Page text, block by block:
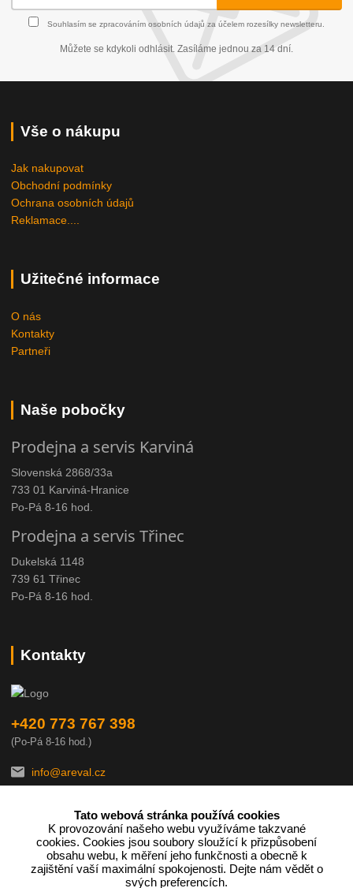
Souhlasím se zpracováním osobních údajů za účelem rozesílky newsletteru.
Můžete se kdykoli odhlásit. Zasíláme jednou za 14 dní.
Vše o nákupu
Jak nakupovat
Obchodní podmínky
Ochrana osobních údajů
Reklamace....
Užitečné informace
O nás
Kontakty
Partneři
Naše pobočky
Prodejna a servis Karviná
Slovenská 2868/33a
733 01 Karviná-Hranice
Po-Pá 8-16 hod.
Prodejna a servis Třinec
Dukelská 1148
739 61 Třinec
Po-Pá 8-16 hod.
Kontakty
+420 773 767 398
(Po-Pá 8-16 hod.)
info@areval.cz
Podle zákona o evidenci tržeb je prodávající povinen vystavit
Tato webová stránka používá cookies
K provozování našeho webu využíváme takzvané
cookies. Cookies jsou soubory sloužící k přizpůsobení
obsahu webu, k měření jeho funkčnosti a obecně k
zajištění vaší maximální spokojenosti. Dejte nám vědět o
svých preferencích.